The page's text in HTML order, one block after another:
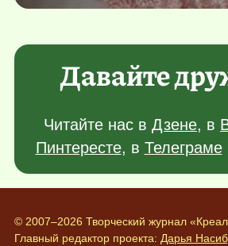
Давайте
Читайте нас в Дзене, в
Пинтересте, в Телеграме
© 2007–2026 Творческий журнал
Главный редактор проекта: Дарья